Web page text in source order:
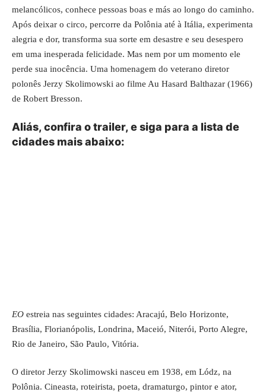
melancólicos, conhece pessoas boas e más ao longo do caminho.
Após deixar o circo, percorre da Polônia até à Itália, experimenta
alegria e dor, transforma sua sorte em desastre e seu desespero
em uma inesperada felicidade. Mas nem por um momento ele
perde sua inocência. Uma homenagem do veterano diretor
polonês Jerzy Skolimowski ao filme Au Hasard Balthazar (1966)
de Robert Bresson.
Aliás, confira o trailer, e siga para a lista de
cidades mais abaixo:
EO estreia nas seguintes cidades: Aracajú, Belo Horizonte,
Brasília, Florianópolis, Londrina, Maceió, Niterói, Porto Alegre,
Rio de Janeiro, São Paulo, Vitória.
O diretor Jerzy Skolimowski nasceu em 1938, em Lódz, na
Polônia. Cineasta, roteirista, poeta, dramaturgo, pintor e ator,